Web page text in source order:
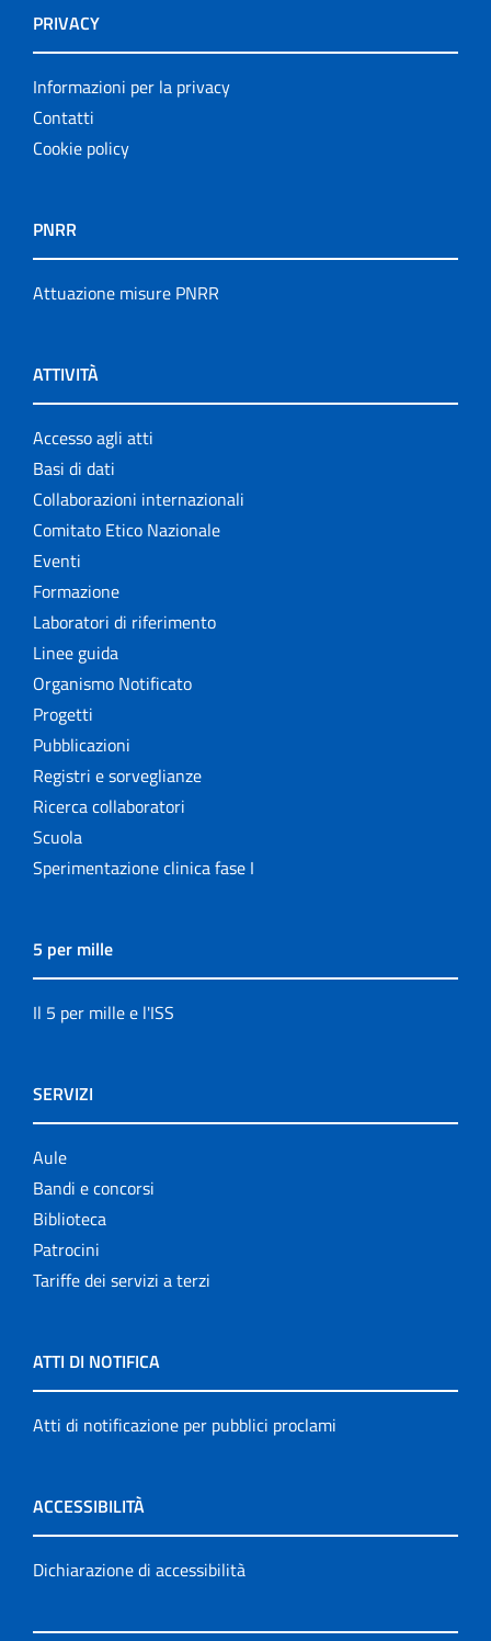
PRIVACY
Informazioni per la privacy
Contatti
Cookie policy
PNRR
Attuazione misure PNRR
ATTIVITÀ
Accesso agli atti
Basi di dati
Collaborazioni internazionali
Comitato Etico Nazionale
Eventi
Formazione
Laboratori di riferimento
Linee guida
Organismo Notificato
Progetti
Pubblicazioni
Registri e sorveglianze
Ricerca collaboratori
Scuola
Sperimentazione clinica fase I
5 per mille
Il 5 per mille e l'ISS
SERVIZI
Aule
Bandi e concorsi
Biblioteca
Patrocini
Tariffe dei servizi a terzi
ATTI DI NOTIFICA
Atti di notificazione per pubblici proclami
ACCESSIBILITÀ
Dichiarazione di accessibilità